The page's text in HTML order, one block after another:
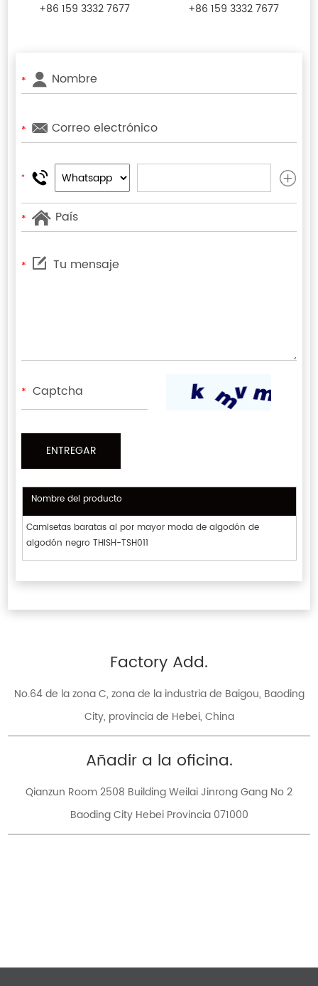
+86 159 3332 7677 +86 159 3332 7677
*
*
*
*
*
*
Nombre del producto
Camisetas baratas al por mayor moda de algodón de
algodón negro THISH-TSH011
Factory Add.
No.64 de la zona C, zona de la industria de Baigou, Baoding
City, provincia de Hebei, China
Añadir a la oficina.
Qianzun Room 2508 Building Weilai Jinrong Gang No 2
Baoding City Hebei Provincia 071000